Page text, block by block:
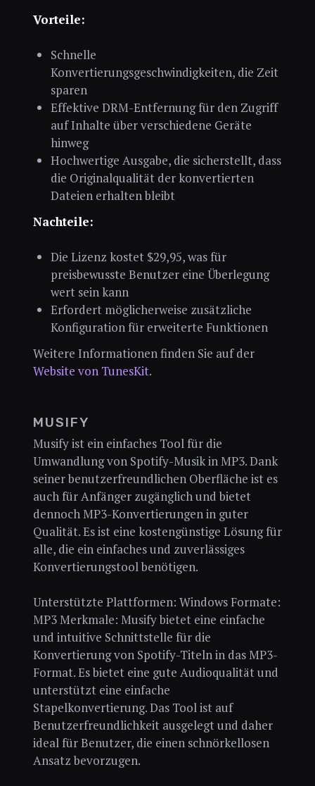
Vorteile:
Schnelle
Konvertierungsgeschwindigkeiten, die Zeit
sparen
Effektive DRM-Entfernung für den Zugriff
auf Inhalte über verschiedene Geräte
hinweg
Hochwertige Ausgabe, die sicherstellt, dass
die Originalqualität der konvertierten
Dateien erhalten bleibt
Nachteile:
Die Lizenz kostet $29,95, was für
preisbewusste Benutzer eine Überlegung
wert sein kann
Erfordert möglicherweise zusätzliche
Konfiguration für erweiterte Funktionen
Weitere Informationen finden Sie auf der
Website von TunesKit.
MUSIFY
Musify ist ein einfaches Tool für die
Umwandlung von Spotify-Musik in MP3. Dank
seiner benutzerfreundlichen Oberfläche ist es
auch für Anfänger zugänglich und bietet
dennoch MP3-Konvertierungen in guter
Qualität. Es ist eine kostengünstige Lösung für
alle, die ein einfaches und zuverlässiges
Konvertierungstool benötigen.
Unterstützte Plattformen: Windows Formate:
MP3 Merkmale: Musify bietet eine einfache
und intuitive Schnittstelle für die
Konvertierung von Spotify-Titeln in das MP3-
Format. Es bietet eine gute Audioqualität und
unterstützt eine einfache
Stapelkonvertierung. Das Tool ist auf
Benutzerfreundlichkeit ausgelegt und daher
ideal für Benutzer, die einen schnörkellosen
Ansatz bevorzugen.